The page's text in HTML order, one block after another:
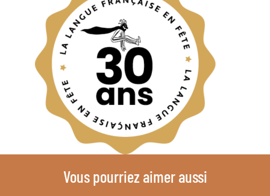
Vous pourriez aimer aussi